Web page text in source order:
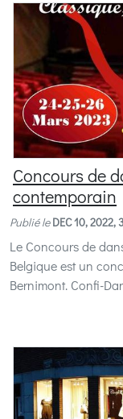
Concours de
contemporain
Publié le DEC 10, 2022,
Le Concours de
Belgique est un
Bernimont. Confi-